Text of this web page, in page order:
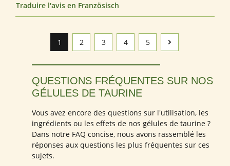
Traduire l'avis en Französisch
Page
1 Page
2 Page
3 Page
4 Page
5
QUESTIONS FRÉQUENTES SUR NOS
GÉLULES DE TAURINE
Vous avez encore des questions sur l'utilisation, les
ingrédients ou les effets de nos gélules de taurine ?
Dans notre FAQ concise, nous avons rassemblé les
réponses aux questions les plus fréquentes sur ces
sujets.